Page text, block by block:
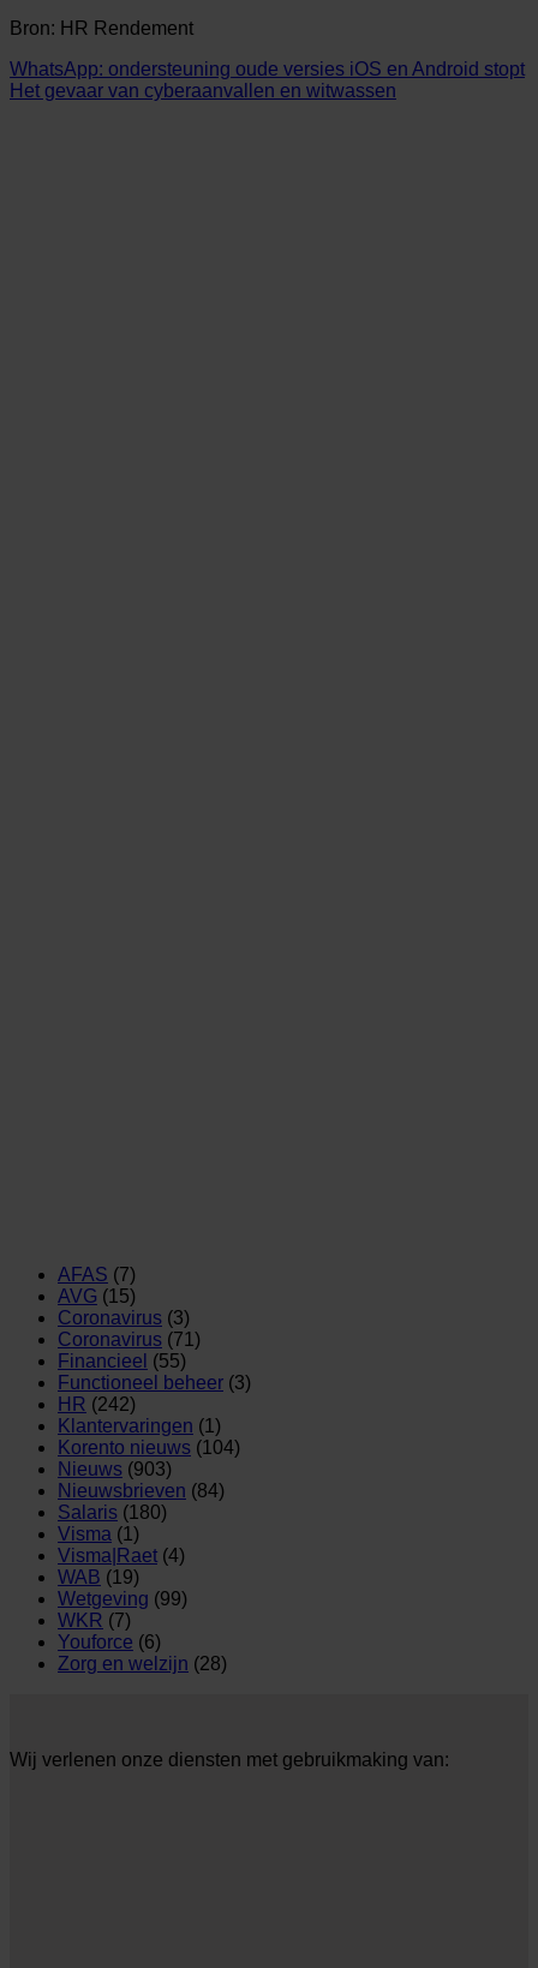
Bron: HR Rendement
WhatsApp: ondersteuning oude versies iOS en Android stopt
Het gevaar van cyberaanvallen en witwassen
AFAS (7)
AVG (15)
Coronavirus (3)
Coronavirus (71)
Financieel (55)
Functioneel beheer (3)
HR (242)
Klantervaringen (1)
Korento nieuws (104)
Nieuws (903)
Nieuwsbrieven (84)
Salaris (180)
Visma (1)
Visma|Raet (4)
WAB (19)
Wetgeving (99)
WKR (7)
Youforce (6)
Zorg en welzijn (28)
Wij verlenen onze diensten met gebruikmaking van: